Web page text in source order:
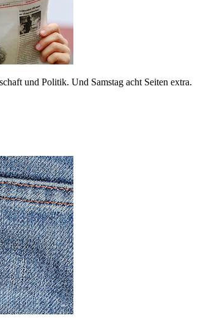
und Politik. Und Samstag acht Seiten extra.